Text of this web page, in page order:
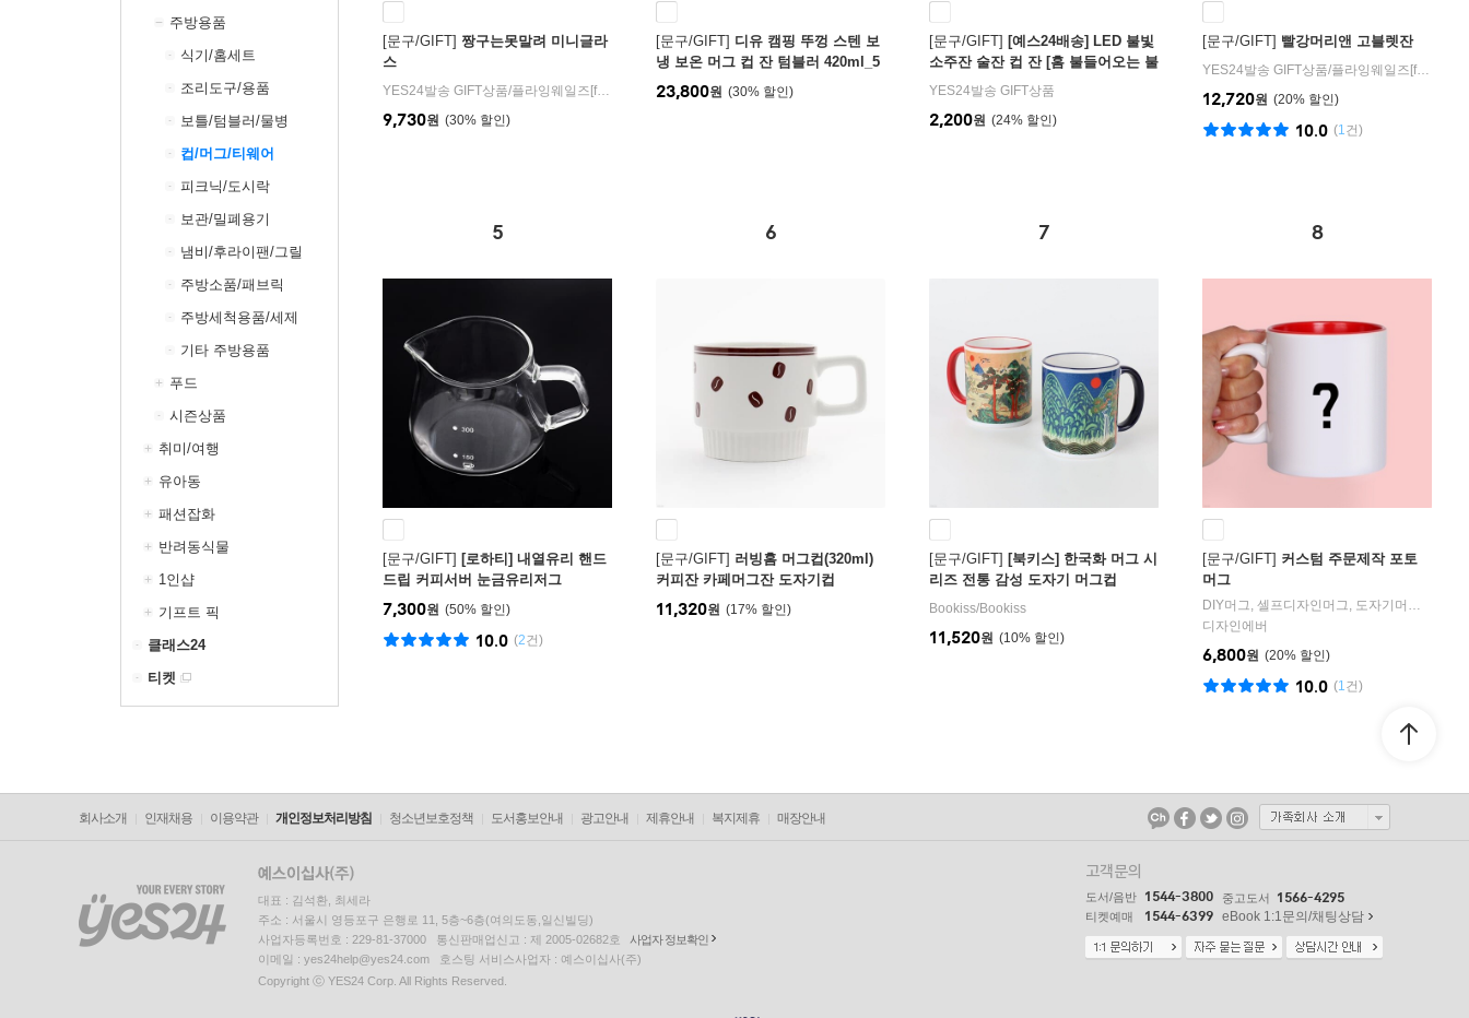
주방용품
식기/홈세트
조리도구/용품
보틀/텀블러/물병
컵/머그/티웨어
피크닉/도시락
보관/밀폐용기
냄비/후라이팬/그릴
주방소품/패브릭
주방세척용품/세제
기타 주방용품
푸드
시즌상품
취미/여행
유아동
패션잡화
반려동식물
1인샵
기프트 픽
클래스24
티켓
[문구/GIFT] 짱구는못말려 미니글라
스
YES24발송 GIFT상품/플라잉웨일즈[flying whales]
30%
9,730원
[문구/GIFT] 디유 캠핑 뚜껑 스텐 보
냉 보온 머그 컵 잔 텀블러 420ml_5
20ml / 1P
30%
23,800원
[문구/GIFT] [예스24배송] LED 불빛
소주잔 술잔 컵 잔 [홈 불들어오는 불
나컵 특이한 예쁜 이쁜 소주 술컵 생
YES24발송 GIFT상품
24%
2,200원
[문구/GIFT] 빨강머리앤 고블렛잔
YES24발송 GIFT상품/플라잉웨일즈[flying whales]
20%
12,720원
(1건)
10.0
5
[문구/GIFT] [로하티] 내열유리 핸드
드립 커피서버 눈금유리저그
50%
7,300원
(2건)
10.0
6
[문구/GIFT] 러빙홈 머그컵(320ml)
커피잔 카페머그잔 도자기컵
17%
11,320원
7
[문구/GIFT] [북키스] 한국화 머그 시
리즈 전통 감성 도자기 머그컵
Bookiss/Bookiss
10%
11,520원
8
[문구/GIFT] 커스텀 주문제작 포토
머그
DIY머그, 셀프디자인머그, 도자기머그, 세라믹머그, 무지머그, 컵, 포토머그, 머그제작
디자인에버
20%
6,800원
(1건)
10.0
회사소개 인재채용 이용약관 개인정보처리방침 청소년보호정책 도서홍보안내 광고안내 제휴안내 복지제휴 매장안내
대표 : 김석환, 최세라
주소 : 서울시 영등포구 은행로 11, 5층~6층(여의도동,일신빌딩)
사업자등록번호 : 229-81-37000 통신판매업신고 : 제 2005-02682호
사업자 정보확인
이메일 : yes24help@yes24.com 호스팅 서비스사업자 : 예스이십사(주)
Copyright ⓒ YES24 Corp. All Rights Reserved.
고객문의
도서/음반 1544-3800 중고도서 1566-4295
티켓예매 1544-6399 eBook 1:1문의/채팅상담